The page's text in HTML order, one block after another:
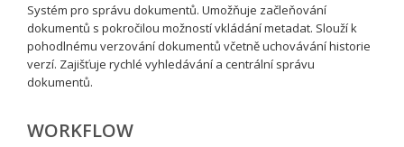
Systém pro správu dokumentů. Umožňuje začleňování
dokumentů s pokročilou možností vkládání metadat. Slouží k
pohodlnému verzování dokumentů včetně uchovávání historie
verzí. Zajišťuje rychlé vyhledávání a centrální správu
dokumentů.
WORKFLOW